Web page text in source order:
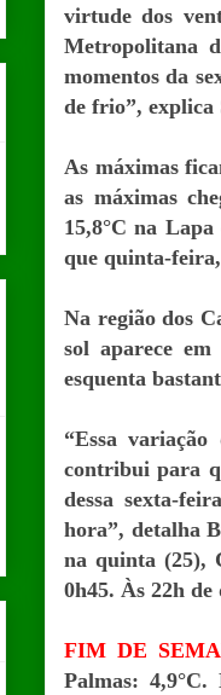
virtude dos
Metropolitana
momentos da
de frio”, explica
As máximas
as máximas
15,8°C na
que quinta-
Na região dos
sol aparece
esquenta
“Essa
contribui para
dessa sexta-
hora”, detalha
na quinta (25),
0h45. Às 22h
FIM DE
Palmas: